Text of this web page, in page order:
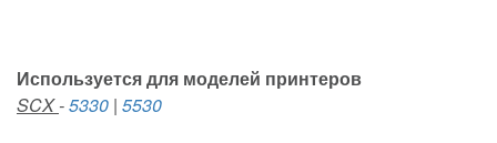
Используется для моделей принтеров
SCX-5330 | 5530